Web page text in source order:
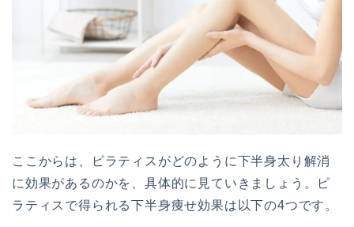
ここからは、ピラティスがどのように下半身太り解消
に効果があるのかを、具体的に見ていきましょう。ピ
ラティスで得られる下半身痩せ効果は以下の4つです。